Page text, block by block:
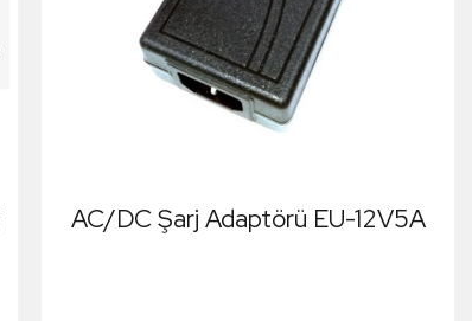
AC/DC Şarj Adaptörü EU-12V5A